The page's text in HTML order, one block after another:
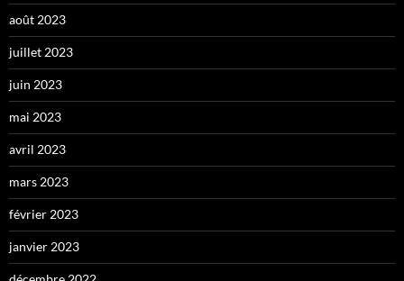
août 2023
juillet 2023
juin 2023
mai 2023
avril 2023
mars 2023
février 2023
janvier 2023